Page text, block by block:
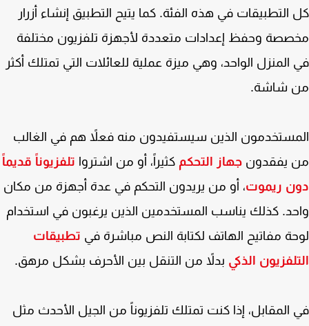
في هذه الفئة. كما يتيح التطبيق إنشاء أزرار
وحفظ إعدادات متعددة لأجهزة تلفزيون مختلفة
الواحد، وهي ميزة عملية للعائلات التي تمتلك أكثر
شاشة.
الذين سيستفيدون منه فعلاً هم في الغالب
يفقدونجهاز التحكمكثيراً، أو من اشتروا تلفزيوناً قديماً
ريموت، أو من يريدون التحكم في عدة أجهزة من مكان
كذلك يناسب المستخدمين الذين يرغبون في استخدام
مفاتيح الهاتف لكتابة النص مباشرة فيتطبيقات
الذكيبدلاً من التنقل بين الأحرف بشكل مرهق.
المقابل، إذا كنت تمتلك تلفزيوناً من الجيل الأحدث مثل